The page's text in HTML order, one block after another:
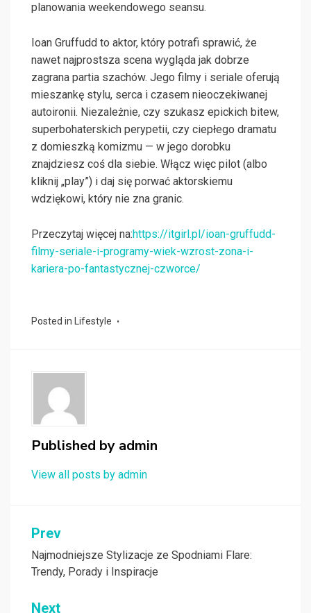
planowania weekendowego seansu.
Ioan Gruffudd to aktor, który potrafi sprawić, że
nawet najprostsza scena wygląda jak dobrze
zagrana partia szachów. Jego filmy i seriale oferują
mieszankę stylu, serca i czasem nieoczekiwanej
autoironii. Niezależnie, czy szukasz epickich bitew,
superbohaterskich perypetii, czy ciepłego dramatu
z domieszką komizmu — w jego dorobku
znajdziesz coś dla siebie. Włącz więc pilot (albo
kliknij „play”) i daj się porwać aktorskiemu
wdziękowi, który nie zna granic.
Przeczytaj więcej na:https://itgirl.pl/ioan-gruffudd-
filmy-seriale-i-programy-wiek-wzrost-zona-i-
kariera-po-fantastycznej-czworce/
Posted in Lifestyle
Published by admin
View all posts by admin
Nawigacja
wpisu
Prev
Najmodniejsze Stylizacje ze Spodniami Flare:
Trendy, Porady i Inspiracje
Next